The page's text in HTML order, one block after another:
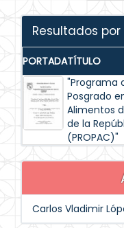
Resultados
PORTADATÍTULO
"Programa
Posgrado
Alimentos
de la
(PROPAC)"
Carlos Vladimir